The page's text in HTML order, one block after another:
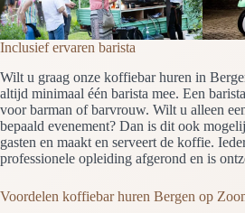
Inclusief ervaren barista
Wilt u graag onze koffiebar huren in
altijd minimaal één barista mee. Een
voor barman of barvrouw. Wilt u alleen
bepaald evenement? Dan is dit ook
gasten en maakt en serveert de koffie.
professionele opleiding afgerond en is
Voordelen koffiebar huren Bergen op